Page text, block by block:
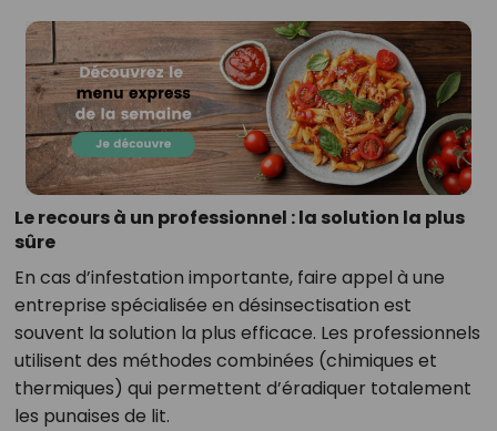
Le recours à un professionnel : la solution la plus
sûre
En cas d’infestation importante, faire appel à une
entreprise spécialisée en désinsectisation est
souvent la solution la plus efficace. Les professionnels
utilisent des méthodes combinées (chimiques et
thermiques) qui permettent d’éradiquer totalement
les punaises de lit.